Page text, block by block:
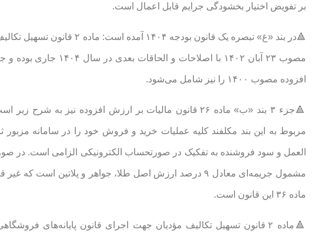
بر تفویض اختیار بخشودگی جرایم قابل اعمال است.
🔺در بند «غ» تبصره یک قانون
افزوده مصوب ۱۴۰۰ را نیز شامل می‌شود.
🔺جزء ۳ بند «ب» ماده ۲۶ قانون مالیات بر ارزش افزوده
مربوط به این بند مکلفند کلیه عملیات خرید و فروش خود را در سامانه
العمل و سود فروشنده به تفکیک در صورتحساب الکترونیکی الزامی است. در
مشمول جریمه‌ای معادل ۹ درصد ارزش اصل طلا، جواهر و
ماده ‌۳۶ این قانون است.
🔺ماده ۲ قانون تسهیل تکالیف مؤدیان جهت اجرای قانون پایانه‌های